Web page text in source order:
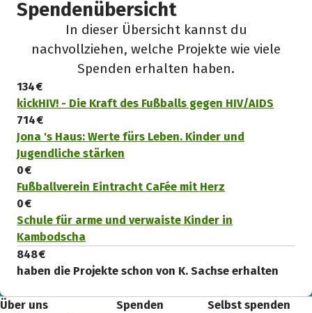
Spendenübersicht
In dieser Übersicht kannst du
nachvollziehen, welche Projekte wie viele
Spenden erhalten haben.
134 €
kickHIV! - Die Kraft des Fußballs gegen HIV/AIDS
714 €
Jona 's Haus: Werte fürs Leben. Kinder und
Jugendliche stärken
0 €
Fußballverein Eintracht CaFée mit Herz
0 €
Schule für arme und verwaiste Kinder in
Kambodscha
848 €
haben die Projekte schon von K. Sachse erhalten
Über uns
Spenden
Selbst spenden